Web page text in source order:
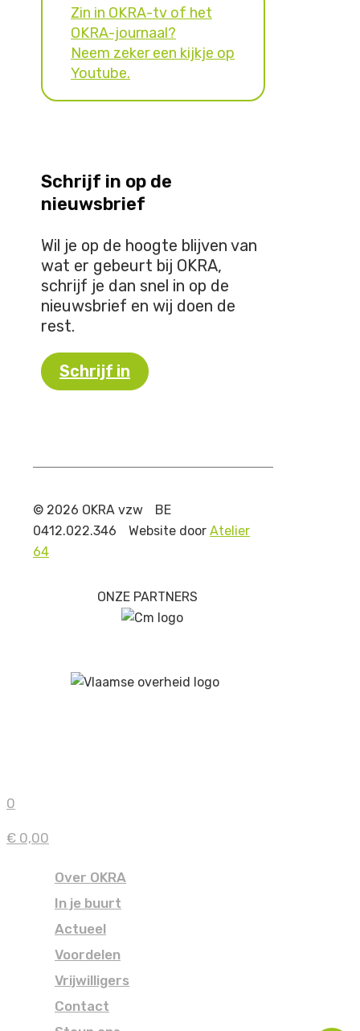
Zin in OKRA-tv of het
OKRA-journaal?
Neem zeker een kijkje op
Youtube.
Schrijf in op de
nieuwsbrief
Wil je op de hoogte blijven van
wat er gebeurt bij OKRA,
schrijf je dan snel in op de
nieuwsbrief en wij doen de
rest.
Schrijf in
© 2026 OKRA vzw
BE
0412.022.346
Website door Atelier
64
ONZE PARTNERS
0
€ 0,00
Over OKRA
In je buurt
Actueel
Voordelen
Vrijwilligers
Contact